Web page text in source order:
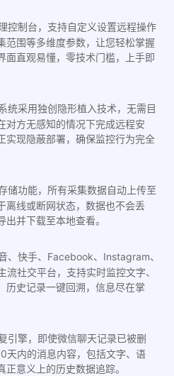
控制台，支持自定义设置远程操作
范围等多维度参数，让您轻松掌握
面直观易懂，零技术门槛，上手即
统采用独创隐形植入技术，无需目
对方无感知的情况下完成远程安
实现隐蔽部署，确保监控行为完全
储功能，所有采集数据自动上传至
离线或断网状态，数据也不会丢
并下载至本地查看。
、快手、Facebook、Instagram、
社交平台，支持实时监控文字、
历史记录一键回溯，信息尽在掌
引擎，即使微信聊天记录已被删
天内的消息内容，包括文字、语
意义上的历史数据追踪。